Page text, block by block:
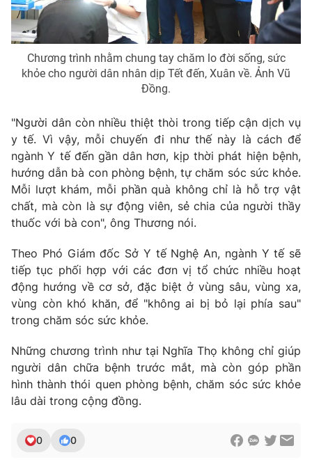
® Cấm sao chép dưới mọi hình thức nếu không có sự chấp
thuận bằng văn bản. Ghi rõ nguồn VTV.vn khi phát hành lại
thông tin từ website này.
Chương trình nhằm chung tay chăm lo đời sống, sức
khỏe cho người dân nhân dịp Tết đến, Xuân về. Ảnh Vũ
Đồng.
"Người dân còn nhiều thiệt thòi trong tiếp cận dịch vụ
y tế. Vì vậy, mỗi chuyến đi như thế này là cách để
ngành Y tế đến gần dân hơn, kịp thời phát hiện bệnh,
hướng dẫn bà con phòng bệnh, tự chăm sóc sức khỏe.
Mỗi lượt khám, mỗi phần quà không chỉ là hỗ trợ vật
chất, mà còn là sự động viên, sẻ chia của người thầy
thuốc với bà con", ông Thương nói.
Theo Phó Giám đốc Sở Y tế Nghệ An, ngành Y tế sẽ
tiếp tục phối hợp với các đơn vị tổ chức nhiều hoạt
động hướng về cơ sở, đặc biệt ở vùng sâu, vùng xa,
vùng còn khó khăn, để "không ai bị bỏ lại phía sau"
trong chăm sóc sức khỏe.
Những chương trình như tại Nghĩa Thọ không chỉ giúp
người dân chữa bệnh trước mắt, mà còn góp phần
hình thành thói quen phòng bệnh, chăm sóc sức khỏe
lâu dài trong cộng đồng.
0 0